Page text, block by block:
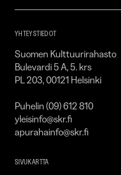
YHTEYSTIEDOT
Suomen Kulttuurirahasto
Bulevardi 5 A, 5. krs
PL 203, 00121 Helsinki
Puhelin (09) 612 810
yleisinfo@skr.fi
apurahainfo@skr.fi
SIVUKARTTA